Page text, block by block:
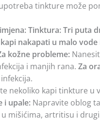
tinkture može
Tinktura: Tri puta
nakapati u malo
kožne probleme:
i manjih rana. Za
nekoliko kapi tinkture u
i upale: Napravite oblog
mišićima, artritisu i